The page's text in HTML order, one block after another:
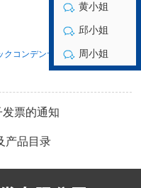
コンデンサ)変更に係る件
发票的通知
产品目录
黄小姐
邱小姐
周小姐